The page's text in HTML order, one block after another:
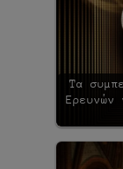
Τα
Ερευνών